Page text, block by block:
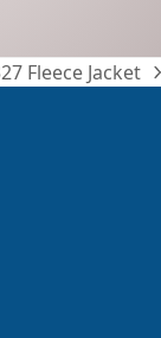
Fleece Jacket